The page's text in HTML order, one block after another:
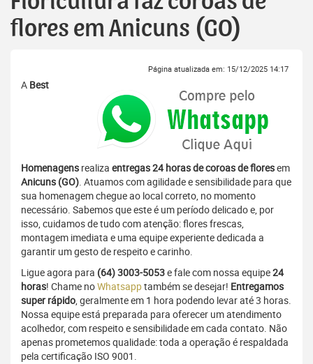
flores em Anicuns (GO)
Página atualizada em: 15/12/2025 14:17
A Best
Homenagens realiza entregas 24 horas de coroas de floresem
Anicuns (GO). Atuamos com agilidade e sensibilidade para que
sua homenagem chegue ao local correto, no momento
necessário. Sabemos que este é um período delicado e, por
isso, cuidamos de tudo com atenção: flores frescas,
montagem imediata e uma equipe experiente dedicada a
garantir um gesto de respeito e carinho.
Ligue agora para (64) 3003-5053e fale com nossa equipe24
horas! Chame noWhatsapptambém se desejar! Entregamos
super rápido, geralmente em 1 hora podendo levar até 3 horas.
Nossa equipe está preparada para oferecer um atendimento
acolhedor, com respeito e sensibilidade em cada contato. Não
apenas prometemos qualidade: toda a operação é respaldada
pela certificação ISO 9001.